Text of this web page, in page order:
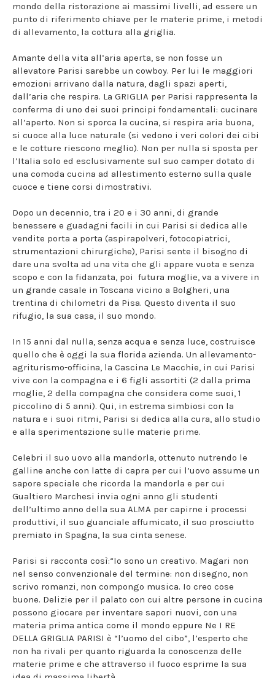
mondo della ristorazione ai massimi livelli, ad essere un
punto di riferimento chiave per le materie prime, i metodi
di allevamento, la cottura alla griglia.
Amante della vita all’aria aperta, se non fosse un
allevatore Parisi sarebbe un cowboy. Per lui le maggiori
emozioni arrivano dalla natura, dagli spazi aperti,
dall’aria che respira. La GRIGLIA per Parisi rappresenta la
conferma di uno dei suoi principi fondamentali: cucinare
all’aperto. Non si sporca la cucina, si respira aria buona,
si cuoce alla luce naturale (si vedono i veri colori dei cibi
e le cotture riescono meglio). Non per nulla si sposta per
l’Italia solo ed esclusivamente sul suo camper dotato di
una comoda cucina ad allestimento esterno sulla quale
cuoce e tiene corsi dimostrativi.
Dopo un decennio, tra i 20 e i 30 anni, di grande
benessere e guadagni facili in cui Parisi si dedica alle
vendite porta a porta (aspirapolveri, fotocopiatrici,
strumentazioni chirurgiche), Parisi sente il bisogno di
dare una svolta ad una vita che gli appare vuota e senza
scopo e con la fidanzata, poi futura moglie, va a vivere in
un grande casale in Toscana vicino a Bolgheri, una
trentina di chilometri da Pisa. Questo diventa il suo
rifugio, la sua casa, il suo mondo.
In 15 anni dal nulla, senza acqua e senza luce, costruisce
quello che è oggi la sua florida azienda. Un allevamento-
agriturismo-officina, la Cascina Le Macchie, in cui Parisi
vive con la compagna e i 6 figli assortiti (2 dalla prima
moglie, 2 della compagna che considera come suoi, 1
piccolino di 5 anni). Qui, in estrema simbiosi con la
natura e i suoi ritmi, Parisi si dedica alla cura, allo studio
e alla sperimentazione sulle materie prime.
Celebri il suo uovo alla mandorla, ottenuto nutrendo le
galline anche con latte di capra per cui l’uovo assume un
sapore speciale che ricorda la mandorla e per cui
Gualtiero Marchesi invia ogni anno gli studenti
dell’ultimo anno della sua ALMA per capirne i processi
produttivi, il suo guanciale affumicato, il suo prosciutto
premiato in Spagna, la sua cinta senese.
Parisi si racconta così:“Io sono un creativo. Magari non
nel senso convenzionale del termine: non disegno, non
scrivo romanzi, non compongo musica. Io creo cose
buone. Delizie per il palato con cui altre persone in cucina
possono giocare per inventare sapori nuovi, con una
materia prima antica come il mondo eppure Ne I RE
DELLA GRIGLIA PARISI è “l’uomo del cibo”, l’esperto che
non ha rivali per quanto riguarda la conoscenza delle
materie prime e che attraverso il fuoco esprime la sua